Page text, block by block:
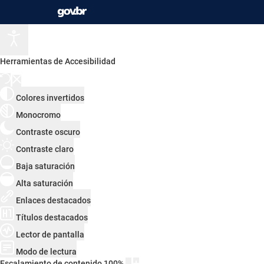
Herramientas de Accesibilidad
Colores invertidos
Monocromo
Contraste oscuro
Contraste claro
Baja saturación
Alta saturación
Enlaces destacados
Títulos destacados
Lector de pantalla
Modo de lectura